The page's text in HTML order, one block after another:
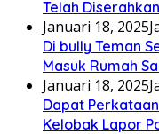
Telah
Januari 18, 2025
Di bully Teman
Masuk Rumah
Januari 18, 2025
Dapat
Kelobak Lapor